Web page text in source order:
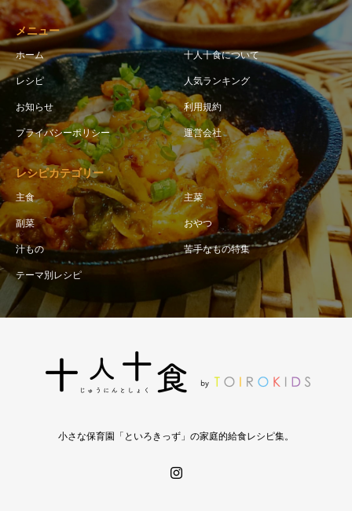
メニュー
ホーム 十人十食について
レシピ 人気ランキング
お知らせ 利用規約
プライバシーポリシー 運営会社
レシピカテゴリー
主食 主菜
副菜 おやつ
汁もの 苦手なもの特集
テーマ別レシピ
小さな保育園「といろきっず」の家庭的給食レシピ集。